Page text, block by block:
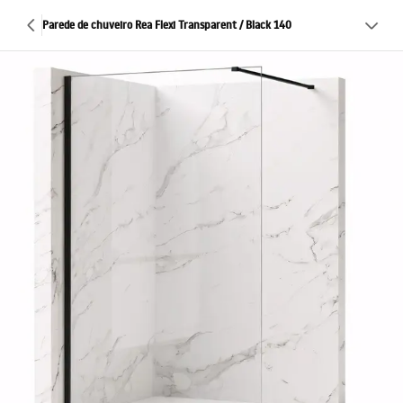
Parede de chuveiro Rea Flexi Transparent / Black 140